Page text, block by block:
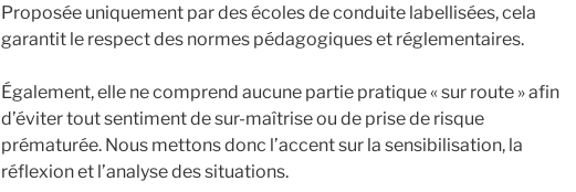
Proposée uniquement par des écoles de conduite labellisées, cela
garantit le respect des normes pédagogiques et réglementaires.
Également, elle ne comprend aucune partie pratique « sur route » afin
d’éviter tout sentiment de sur-maîtrise ou de prise de risque
prématurée. Nous mettons donc l’accent sur la sensibilisation, la
réflexion et l’analyse des situations.